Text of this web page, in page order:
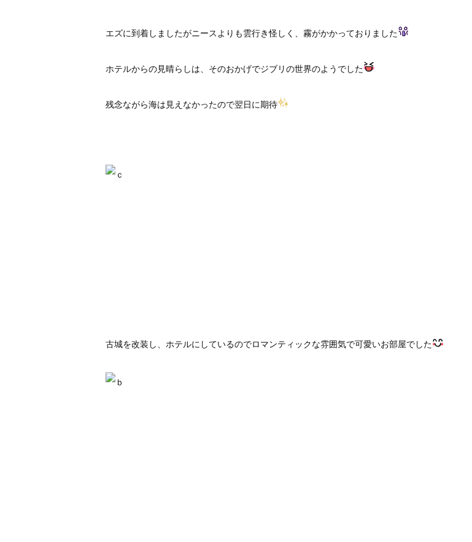
エズに到着しましたがニースよりも雲行き怪しく、霧がかかっておりました
ホテルからの見晴らしは、そのおかげでジブリの世界のようでした
残念ながら海は見えなかったので翌日に期待
古城を改装し、ホテルにしているのでロマンティックな雰囲気で可愛いお部屋でした